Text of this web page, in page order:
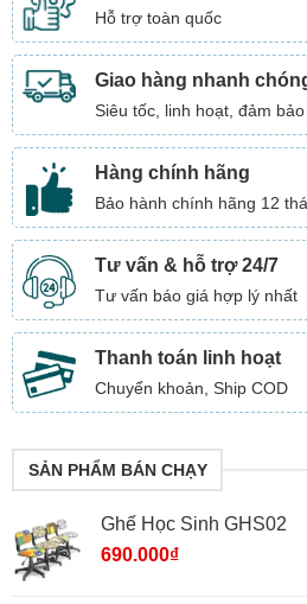
Hỗ trợ toàn quốc
Giao hàng nhanh
Siêu tốc, linh hoạt, đảm bảo
Hàng chính hãng
Bảo hành chính hãng 12
Tư vấn & hỗ trợ 24/7
Tư vấn báo giá hợp lý nhất
Thanh toán linh hoạt
Chuyển khoản, Ship COD
SẢN PHẨM BÁN CHẠY
Ghế Học Sinh GHS02
690.000₫